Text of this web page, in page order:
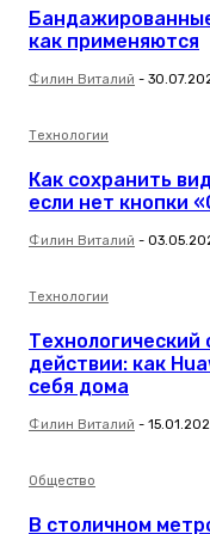
как применяются
Филин Виталий -
Технологии
Как сохранить
если нет кнопки
Филин Виталий -
Технологии
Технологический
действии: как
себя дома
Филин Виталий -
Общество
В столичном